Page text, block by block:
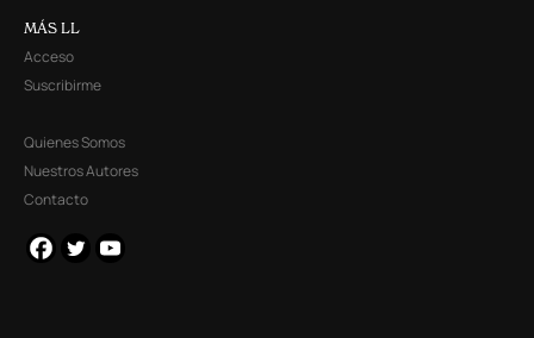
MÁS LL
Acceso
Suscribirme
Quienes Somos
Nuestros Autores
Contacto